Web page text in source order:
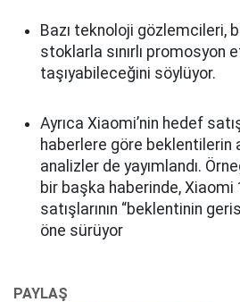
Bazı teknoloji gözlemcileri,
stoklarla sınırlı promosyon
taşıyabileceğini söylüyor.
Ayrıca Xiaomi’nin hedef
haberlere göre beklentilerin
analizler de yayımlandı.
bir başka haberinde, Xiaomi
satışlarının “beklentinin
öne sürüyor